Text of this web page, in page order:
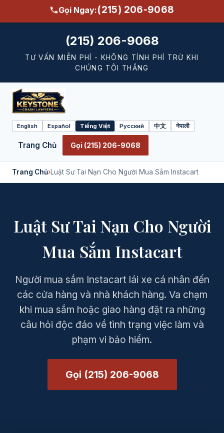
Gọi Ngay:(215) 206-9068
(215) 206-9068
TƯ VẤN MIỄN PHÍ - KHÔNG TÍNH PHÍ TRỪ KHI
CHÚNG TÔI THẮNG
Select
language
English Español Tiếng Việt Русский 中文 नेपाली
Trang Chủ Gọi (215) 206-9068
Trang Chủ›Luật Sư Tai Nạn Cho Người Mua Sắm Instacart
Luật Sư Tai Nạn Cho Người
Mua Sắm Instacart
Người mua sắm Instacart lái xe cá nhân đến
các cửa hàng và nhà khách hàng. Va chạm
khi mua sắm hoặc giao hàng đặt ra những
câu hỏi độc đáo về tình trạng việc làm và
phạm vi bảo hiểm.
Gọi (215) 206-9068